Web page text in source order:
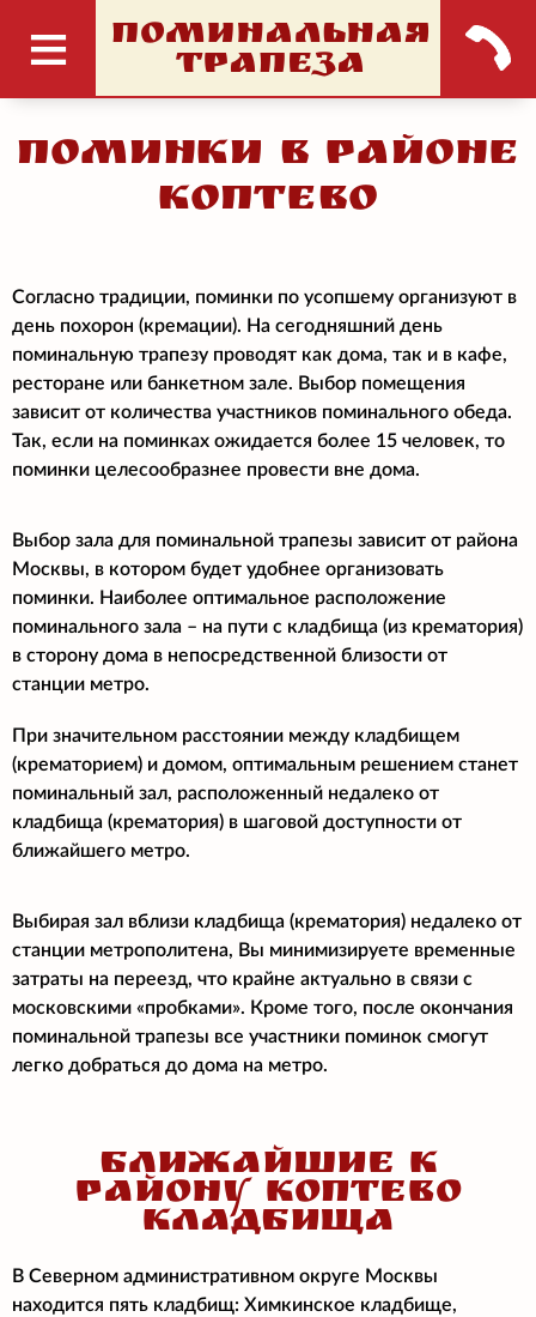
ПОМИНАЛЬНАЯ
ТРАПЕЗА
Поминки в районе
Коптево
Согласно традиции, поминки по усопшему организуют в
день похорон (кремации). На сегодняшний день
поминальную трапезу проводят как дома, так и в кафе,
ресторане или банкетном зале. Выбор помещения
зависит от количества участников поминального обеда.
Так, если на поминках ожидается более 15 человек, то
поминки целесообразнее провести вне дома.
Выбор зала для поминальной трапезы зависит от района
Москвы, в котором будет удобнее организовать
поминки. Наиболее оптимальное расположение
поминального зала – на пути с кладбища (из крематория)
в сторону дома в непосредственной близости от
станции метро.
При значительном расстоянии между кладбищем
(крематорием) и домом, оптимальным решением станет
поминальный зал, расположенный недалеко от
кладбища (крематория) в шаговой доступности от
ближайшего метро.
Выбирая зал вблизи кладбища (крематория) недалеко от
станции метрополитена, Вы минимизируете временные
затраты на переезд, что крайне актуально в связи с
московскими «пробками». Кроме того, после окончания
поминальной трапезы все участники поминок смогут
легко добраться до дома на метро.
БЛИЖАЙШИЕ К
РАЙОНУ КОПТЕВО
КЛАДБИЩА
В Северном административном округе Москвы
находится пять кладбищ: Химкинское кладбище,